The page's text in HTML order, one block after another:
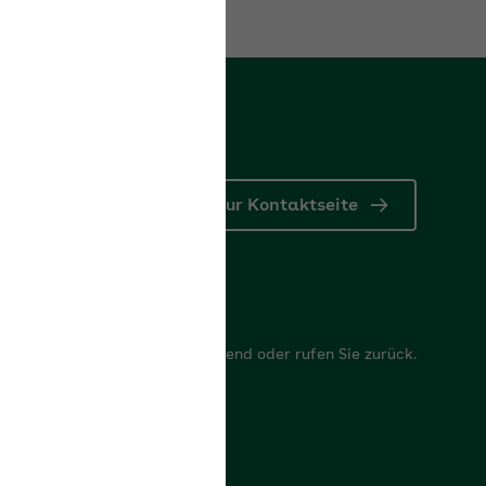
Zur Kontaktseite
wir antworten umgehend oder rufen Sie zurück.